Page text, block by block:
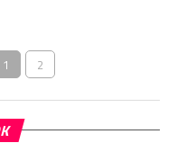
1 2